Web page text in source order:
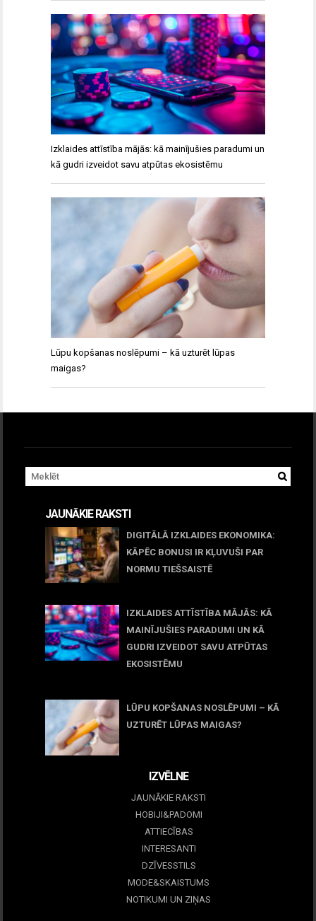
Izklaides attīstība mājās: kā mainījušies paradumi un
kā gudri izveidot savu atpūtas ekosistēmu
Lūpu kopšanas noslēpumi – kā uzturēt lūpas
maigas?
JAUNĀKIE RAKSTI
DIGITĀLĀ IZKLAIDES EKONOMIKA:
KĀPĒC BONUSI IR KĻUVUŠI PAR
NORMU TIEŠSAISTĒ
IZKLAIDES ATTĪSTĪBA MĀJĀS: KĀ
MAINĪJUŠIES PARADUMI UN KĀ
GUDRI IZVEIDOT SAVU ATPŪTAS
EKOSISTĒMU
LŪPU KOPŠANAS NOSLĒPUMI – KĀ
UZTURĒT LŪPAS MAIGAS?
IZVĒLNE
JAUNĀKIE RAKSTI
HOBIJI&PADOMI
ATTIECĪBAS
INTERESANTI
DZĪVESSTILS
MODE&SKAISTUMS
NOTIKUMI UN ZIŅAS